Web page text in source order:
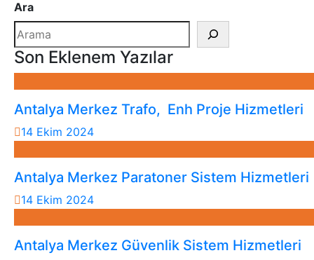
Ara
Son Eklenem Yazılar
Antalya Merkez Trafo, Enh Proje Hizmetleri
14 Ekim 2024
Antalya Merkez Paratoner Sistem Hizmetleri
14 Ekim 2024
Antalya Merkez Güvenlik Sistem Hizmetleri